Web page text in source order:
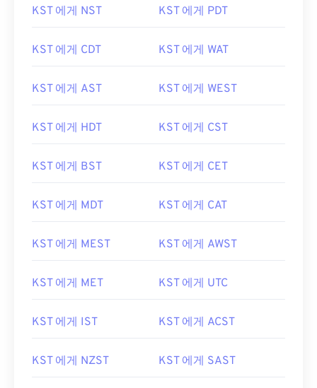
KST 에게 NST KST 에게 PDT
KST 에게 CDT KST 에게 WAT
KST 에게 AST KST 에게 WEST
KST 에게 HDT KST 에게 CST
KST 에게 BST KST 에게 CET
KST 에게 MDT KST 에게 CAT
KST 에게 MEST KST 에게 AWST
KST 에게 MET KST 에게 UTC
KST 에게 IST KST 에게 ACST
KST 에게 NZST KST 에게 SAST